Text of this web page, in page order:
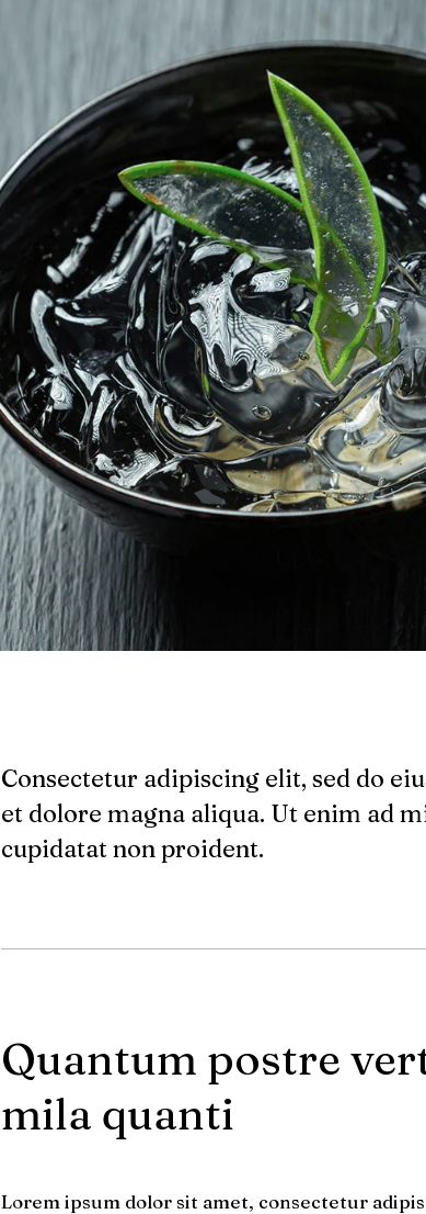
Consectetur adipiscing elit, sed do
et dolore magna aliqua. Ut enim ad
cupidatat non proident.
Quantum postre
mila quanti
Lorem ipsum dolor sit amet, consectetur